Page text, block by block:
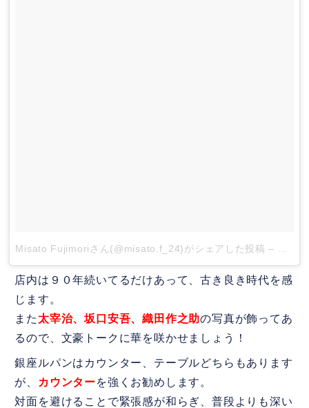
Misato Fujimoriさん(@misato.f_24)がシェアした投稿 –
店内は９０年続いてるだけあって、古き良き時代を感
じます。
また 太宰治、坂口安吾、織田作之助の写真が飾ってあ
るので、文豪トークに華を咲かせましょう！
銀座ルパンはカウンター、テーブルどちらもあります
が、
カウンターを強くお勧めします。
対面を避けることで緊張感が和らぎ、普段よりも深い